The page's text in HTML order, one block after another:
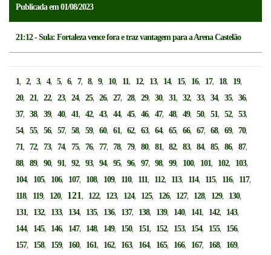
Publicada em 01/08/2023
21:12 - Sula: Fortaleza vence fora e traz vantagem para a Arena Castelão
1,2,3,4,5,6,7,8,9, 10, 11, 12, 13, 14, 15, 16, 17, 18, 19,
20,21,22,23,24,25,26,27,28,29,30,31,32,33,34,35,36,
37,38,39,40,41,42,43,44,45,46,47,48,49,50,51,52,53,
54,55,56,57,58,59,60,61,62,63,64,65,66,67,68,69,70,
71,72,73,74,75,76,77,78,79,80,81,82,83,84,85,86,87,
88,89,90,91,92,93,94,95,96,97,98,99, 100, 101, 102, 103,
104, 105, 106, 107, 108, 109, 110, 111, 112, 113, 114, 115, 116, 117,
118, 119, 120, 121, 122, 123, 124, 125, 126, 127, 128, 129, 130,
131, 132, 133, 134, 135, 136, 137, 138, 139, 140, 141, 142, 143,
144, 145, 146, 147, 148, 149, 150, 151, 152, 153, 154, 155, 156,
157, 158, 159, 160, 161, 162, 163, 164, 165, 166, 167, 168, 169,